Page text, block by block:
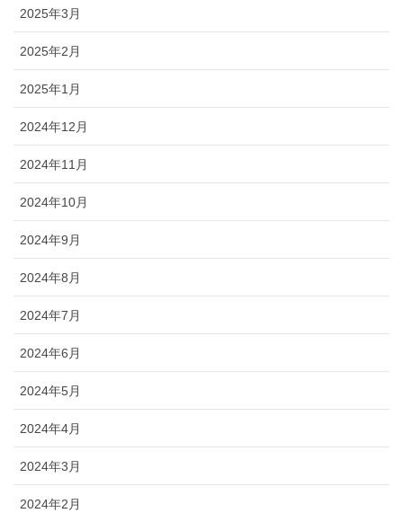
2025年3月
2025年2月
2025年1月
2024年12月
2024年11月
2024年10月
2024年9月
2024年8月
2024年7月
2024年6月
2024年5月
2024年4月
2024年3月
2024年2月